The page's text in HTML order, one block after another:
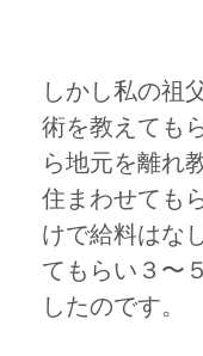
しかし私の祖
術を教えても
ら地元を離れ
住まわせても
けで給料はな
てもらい３〜
したのです。